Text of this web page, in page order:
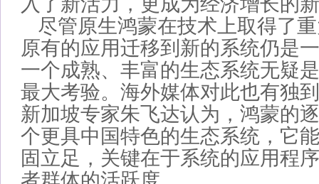
尽管原生鸿蒙在技术上取得了
原有的应用迁移到新的系统仍是
一个成熟、丰富的生态系统无疑
最大考验。海外媒体对此也有独
新加坡专家朱飞达认为，鸿蒙的
个更具中国特色的生态系统，它
固立足，关键在于系统的应用程